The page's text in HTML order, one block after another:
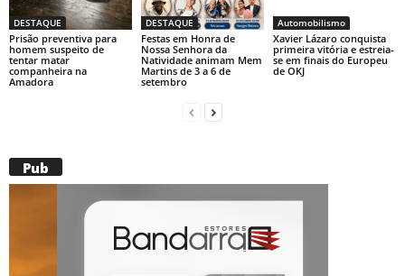
DESTAQUE
Prisão preventiva para
homem suspeito de
tentar matar
companheira na
Amadora
DESTAQUE
Festas em Honra de
Nossa Senhora da
Natividade animam Mem
Martins de 3 a 6 de
setembro
Automobilismo
Xavier Lázaro conquista
primeira vitória e estreia-
se em finais do Europeu
de OKJ
Pub